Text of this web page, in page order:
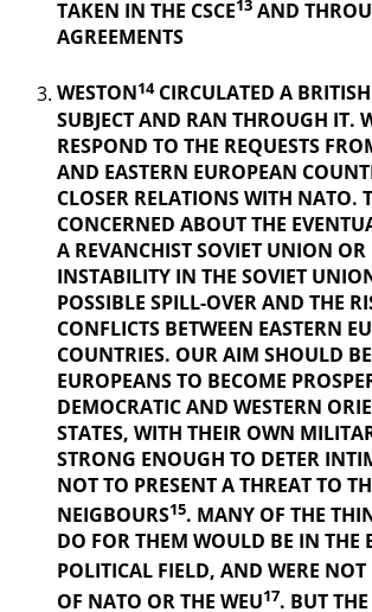
TAKEN IN THE CSCE13 AND
AGREEMENTS
WESTON14CIRCULATED A
SUBJECT AND RAN THROUGH IT.
RESPOND TO THE REQUESTS
AND EASTERN EUROPEAN
CLOSER RELATIONS WITH NATO.
CONCERNED ABOUT THE
A REVANCHISTSOVIET UNION OR
INSTABILITY IN THE SOVIET
POSSIBLE SPILL-OVER AND THE
CONFLICTS BETWEEN EASTERN
COUNTRIES. OUR AIM SHOULD
EUROPEANS TO BECOME
DEMOCRATIC AND WESTERN
STATES, WITH THEIR OWN
STRONG ENOUGH TO DETER
NOT TO PRESENT A THREAT TO
NEIGBOURS15. MANY OF THE
DO FOR THEM WOULD BE IN THE
POLITICAL FIELD, AND WERE
OF NATO OR THE WEU17. BUT THE